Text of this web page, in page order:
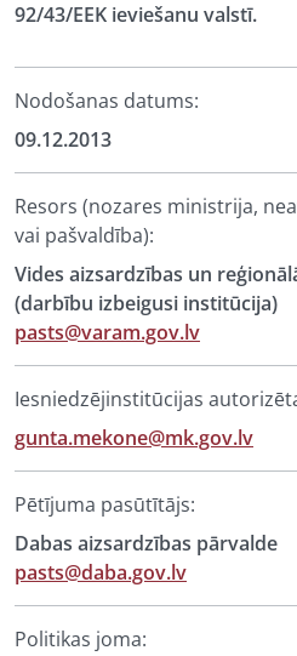
92/43/EEK ieviešanu valstī.
Nodošanas datums:
09.12.2013
Resors (nozares ministrija,
vai pašvaldība):
Vides aizsardzības un
(darbību izbeigusi institūcija)
pasts@varam.gov.lv
Iesniedzējinstitūcijas
gunta.mekone@mk.gov.lv
Pētījuma pasūtītājs:
Dabas aizsardzības pārvalde
pasts@daba.gov.lv
Politikas joma: